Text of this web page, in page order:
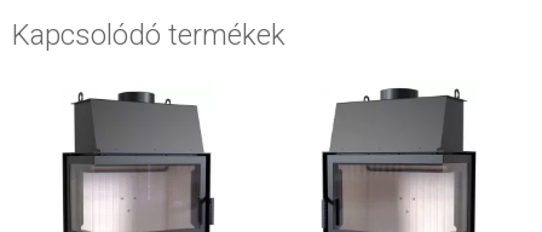
Kapcsolódó termékek